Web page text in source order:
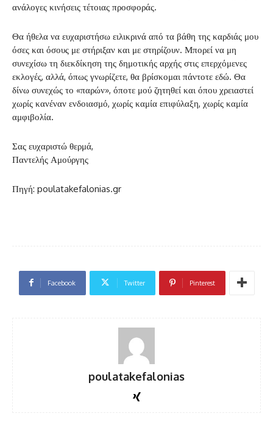
ανάλογες κινήσεις τέτοιας προσφοράς.
Θα ήθελα να ευχαριστήσω ειλικρινά από τα βάθη της καρδιάς μου
όσες και όσους με στήριξαν και με στηρίζουν. Μπορεί να μη
συνεχίσω τη διεκδίκηση της δημοτικής αρχής στις επερχόμενες
εκλογές, αλλά, όπως γνωρίζετε, θα βρίσκομαι πάντοτε εδώ. Θα
δίνω συνεχώς το «παρών», όποτε μού ζητηθεί και όπου χρειαστεί
χωρίς κανέναν ενδοιασμό, χωρίς καμία επιφύλαξη, χωρίς καμία
αμφιβολία.
Σας ευχαριστώ θερμά,
Παντελής Αμούργης
Πηγή: poulatakefalonias.gr
Facebook Twitter Pinterest
poulatakefalonias